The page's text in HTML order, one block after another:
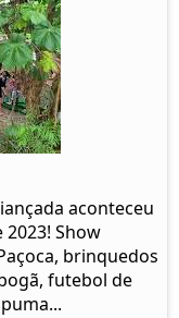
aconteceu
Show
brinquedos
futebol de